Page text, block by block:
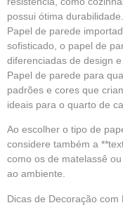
possui ótima durabilidade.
Papel de parede
sofisticado, o papel de
diferenciadas de design e
Papel de parede para
padrões e cores que
ideais para o quarto de
Ao escolher o tipo de
considere também a
como os de matelassê
ao ambiente.
Dicas de Decoração com